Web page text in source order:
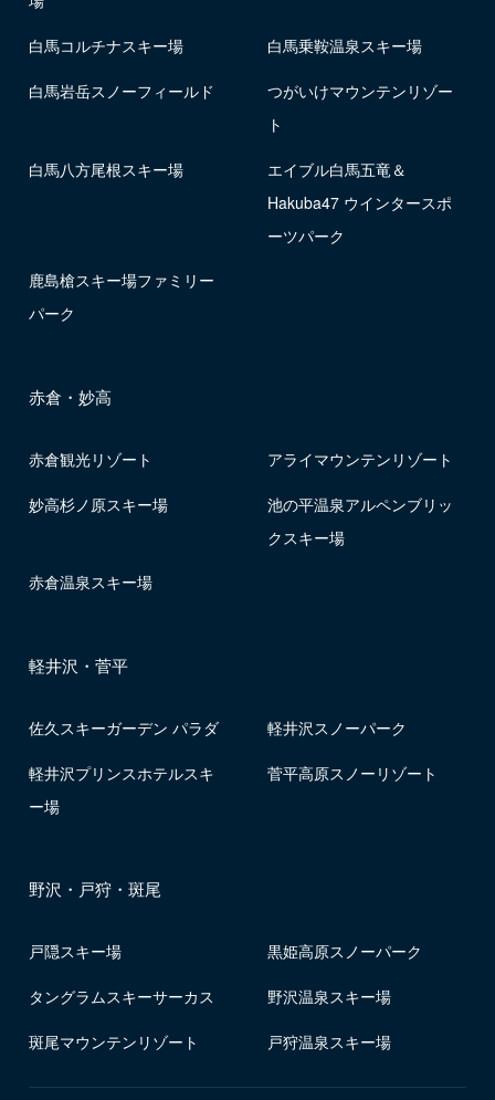
白馬コルチナスキー場 白馬乗鞍温泉スキー場
白馬岩岳スノーフィールド
つがいけマウンテンリゾー
ト
白馬八方尾根スキー場
エイブル白馬五竜＆
Hakuba47 ウインタースポ
ーツパーク
鹿島槍スキー場ファミリー
パーク
赤倉・妙高
赤倉観光リゾート アライマウンテンリゾート
妙高杉ノ原スキー場
池の平温泉アルペンブリッ
クスキー場
赤倉温泉スキー場
軽井沢・菅平
佐久スキーガーデン パラダ 軽井沢スノーパーク
軽井沢プリンスホテルスキ
ー場
菅平高原スノーリゾート
野沢・戸狩・斑尾
戸隠スキー場 黒姫高原スノーパーク
タングラムスキーサーカス 野沢温泉スキー場
斑尾マウンテンリゾート 戸狩温泉スキー場